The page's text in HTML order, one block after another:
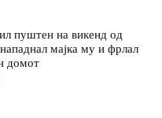
пуштен на викенд од
нападнал мајка му и фрлал
домот